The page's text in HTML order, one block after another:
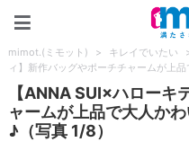
mimot.(ミモット) > キレイでいたい
ィ】新作バッグやポーチチャームが上
【ANNA SUI×ハローキ
ャームが上品で大人か
♪（写真 1/8）